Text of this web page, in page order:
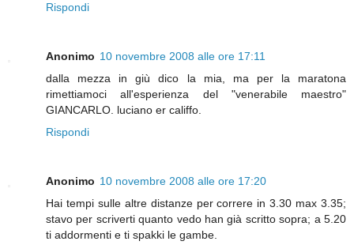
Rispondi
Anonimo 10 novembre 2008 alle ore 17:11
dalla mezza in giù dico la mia, ma per la maratona
rimettiamoci all'esperienza del "venerabile maestro"
GIANCARLO. luciano er califfo.
Rispondi
Anonimo 10 novembre 2008 alle ore 17:20
Hai tempi sulle altre distanze per correre in 3.30 max 3.35;
stavo per scriverti quanto vedo han già scritto sopra; a 5.20
ti addormenti e ti spakki le gambe.